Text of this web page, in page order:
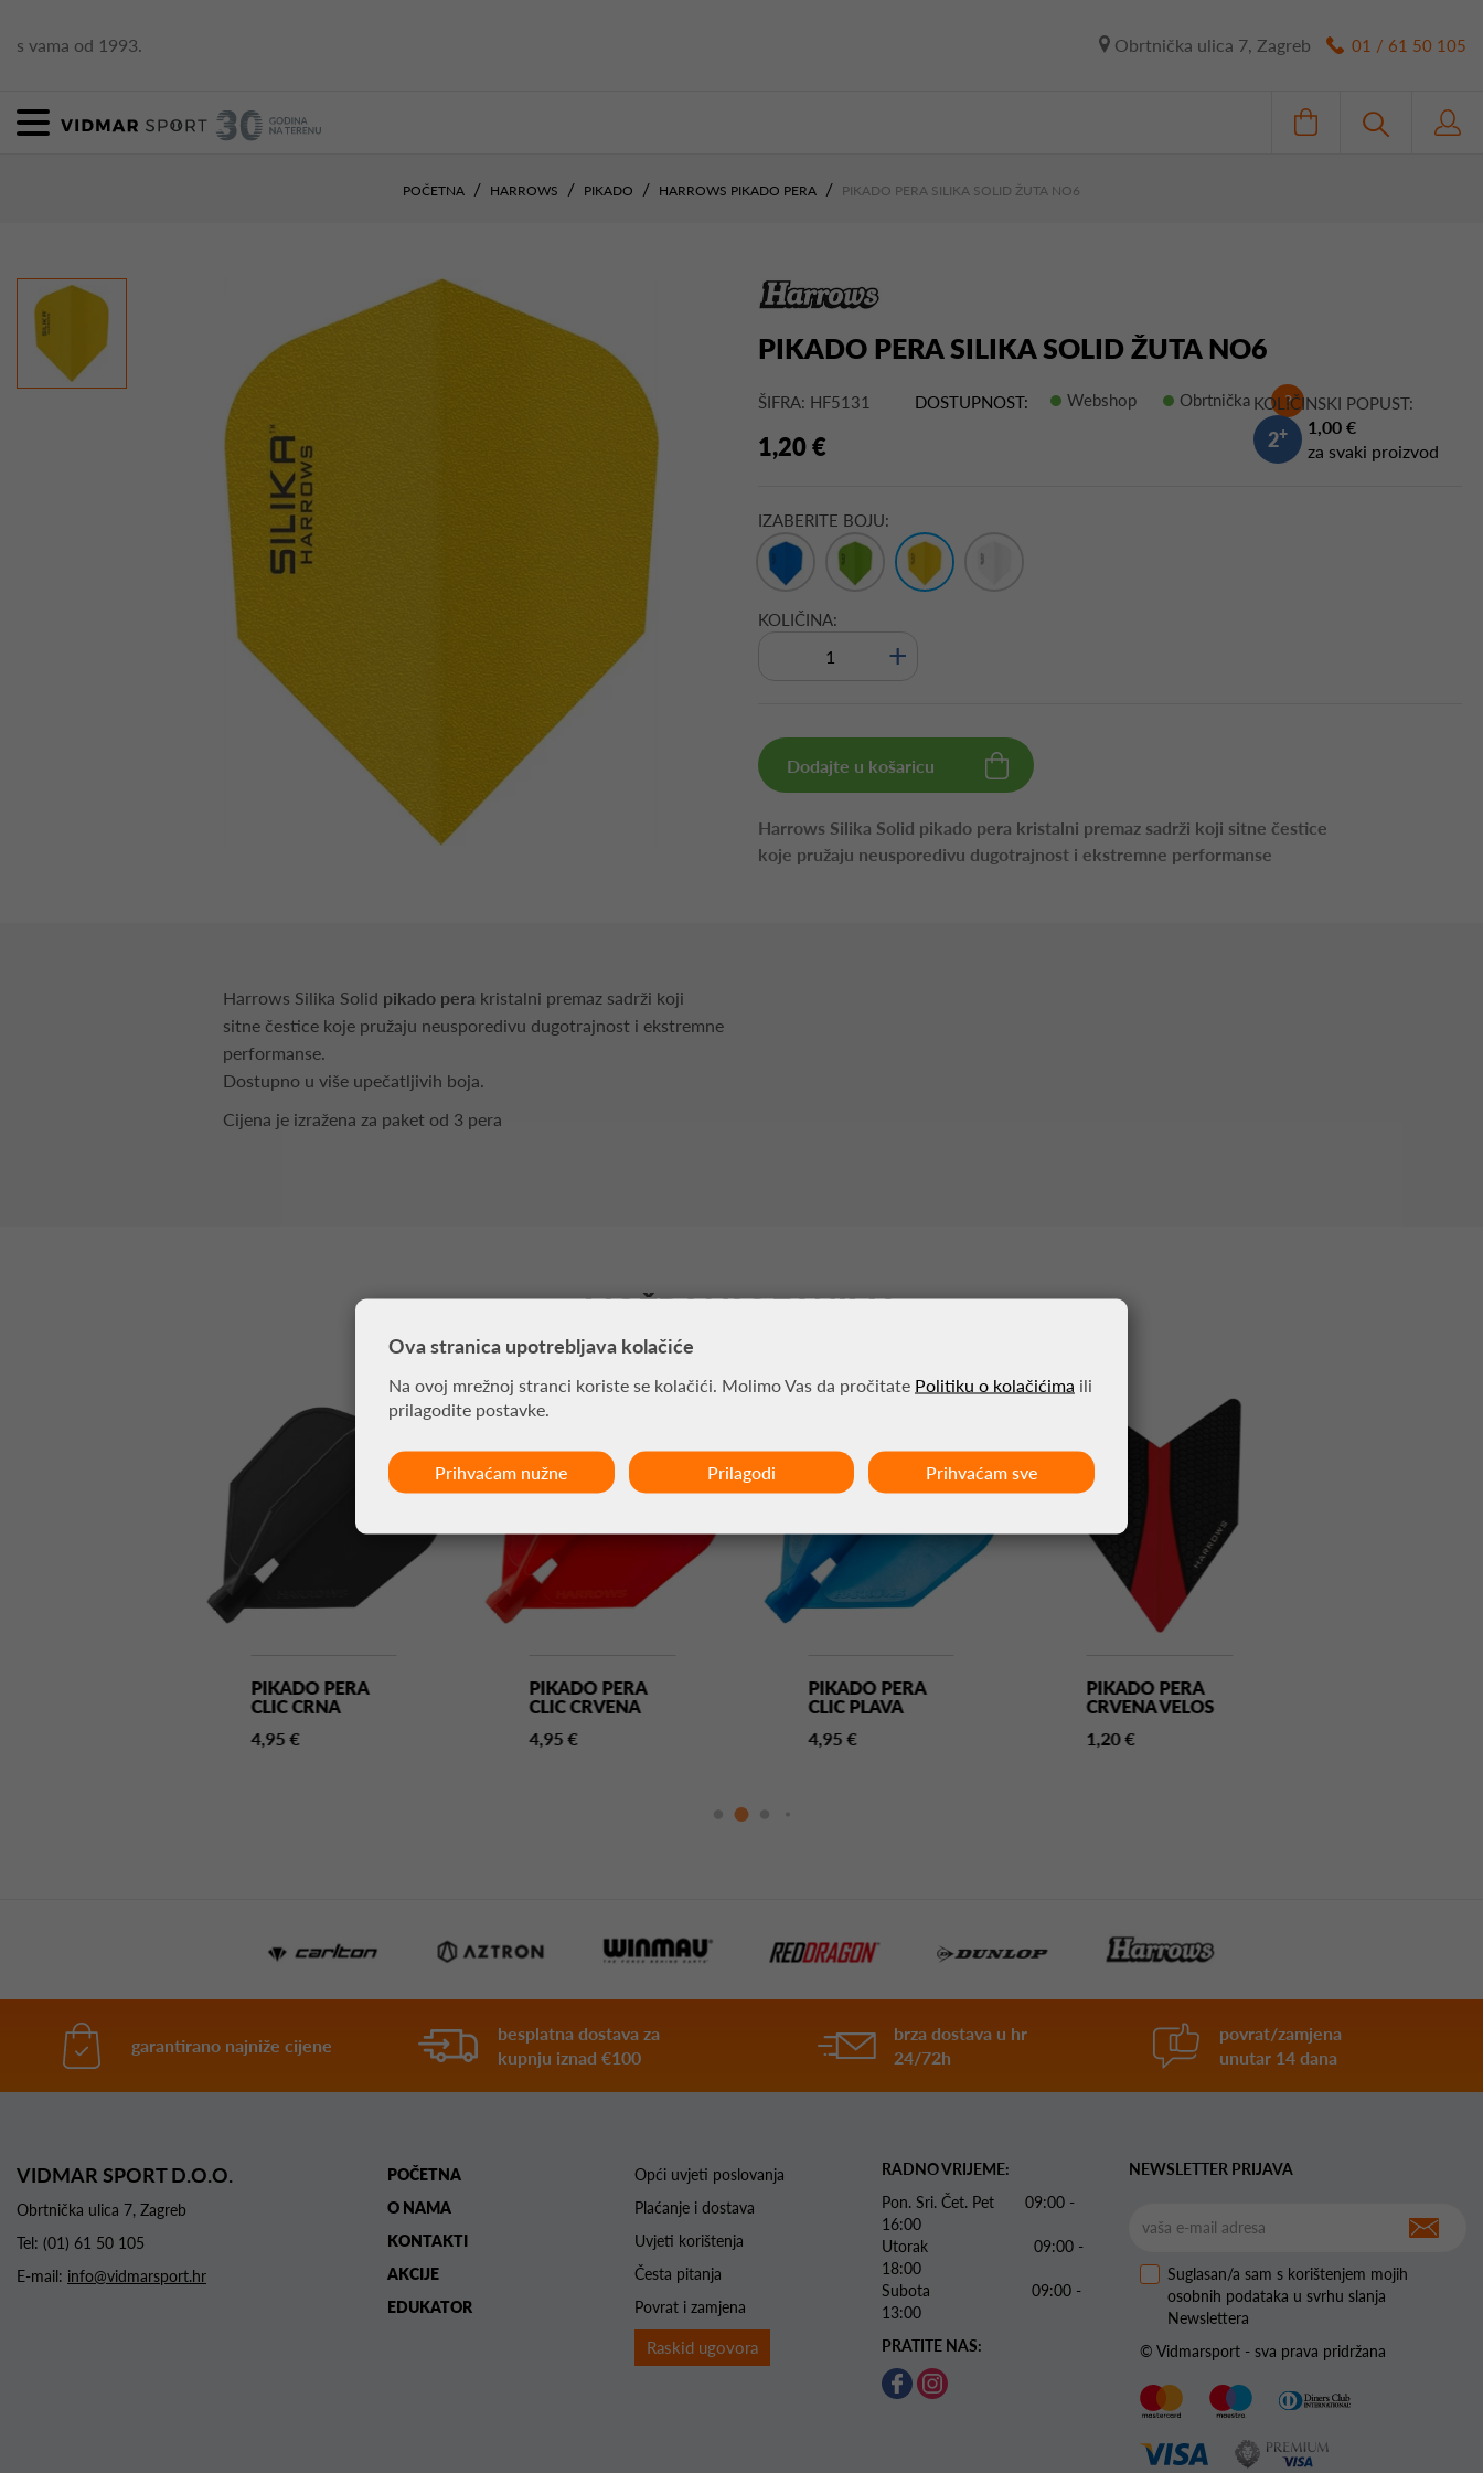
s vama od 1993. Obrtnička ulica 7, Zagreb 01 / 61 50 105
POČETNA HARROWS PIKADO HARROWS PIKADO PERA PIKADO PERA SILIKA SOLID ŽUTA NO6
KOLIČINSKI POPUST:
2+
1,00 €
za svaki proizvod
PIKADO PERA SILIKA SOLID ŽUTA NO6
ŠIFRA: HF5131 DOSTUPNOST: Webshop Obrtnička ?
1,20 €
IZABERITE BOJU:
KOLIČINA:
+
Dodajte u košaricu
Harrows Silika Solid pikado pera kristalni premaz sadrži koji sitne čestice
koje pružaju neusporedivu dugotrajnost i ekstremne performanse
Harrows Silika Solid pikado pera kristalni premaz sadrži koji
sitne čestice koje pružaju neusporedivu dugotrajnost i ekstremne
performanse.
Dostupno u više upečatljivih boja.
Cijena je izražena za paket od 3 pera
MOŽDA VAS ZANIMA
PIKADO PERA
CLIC CRNA
4,95 €
PIKADO PERA
CLIC CRVENA
4,95 €
PIKADO PERA
CLIC PLAVA
4,95 €
PIKADO PERA
CRVENA VELOS
1,20 €
garantirano najniže cijene
besplatna dostava za
kupnju iznad €100
brza dostava u hr
24/72h
povrat/zamjena
unutar 14 dana
VIDMAR SPORT D.O.O.
Obrtnička ulica 7, Zagreb
Tel: (01) 61 50 105
E-mail: info@vidmarsport.hr
POČETNA
O NAMA
KONTAKTI
AKCIJE
EDUKATOR
Opći uvjeti poslovanja
Plaćanje i dostava
Uvjeti korištenja
Česta pitanja
Povrat i zamjena
Raskid ugovora
RADNO VRIJEME:
Pon. Sri. Čet. Pet 09:00 -
16:00
Utorak 09:00 -
18:00
Subota 09:00 -
13:00
PRATITE NAS:
NEWSLETTER PRIJAVA
Suglasan/a sam s korištenjem mojih
osobnih podataka u svrhu slanja
Newslettera
© Vidmarsport - sva prava pridržana
Ova stranica upotrebljava kolačiće
Na ovoj mrežnoj stranci koriste se kolačići. Molimo Vas da pročitate Politiku o kolačićima ili
prilagodite postavke.
Prihvaćam nužne Prilagodi Prihvaćam sve